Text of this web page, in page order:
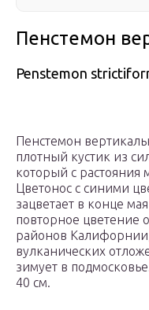
Пенстемон
Penstemon
Пенстемон
плотный кустик из
который с растояния
Цветонос с синими
зацветает в конце
повторное цветение
районов Калифорнии,
вулканических
зимует в
40 см.